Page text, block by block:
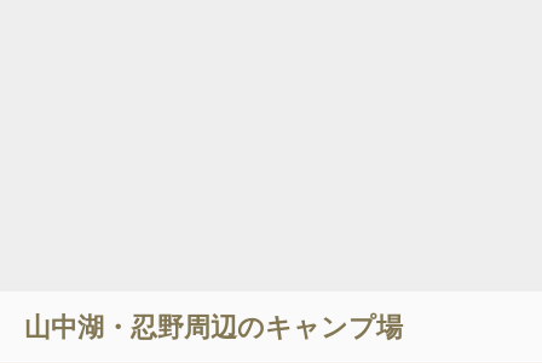
山中湖・忍野周辺のキャンプ場